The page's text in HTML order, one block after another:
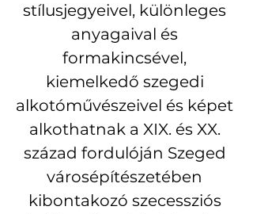
stílusjegyeivel, különleges
anyagaival és
formakincsével,
kiemelkedő szegedi
alkotóművészeivel és képet
alkothatnak a XIX. és XX.
század fordulóján Szeged
városépítészetében
kibontakozó szecessziós